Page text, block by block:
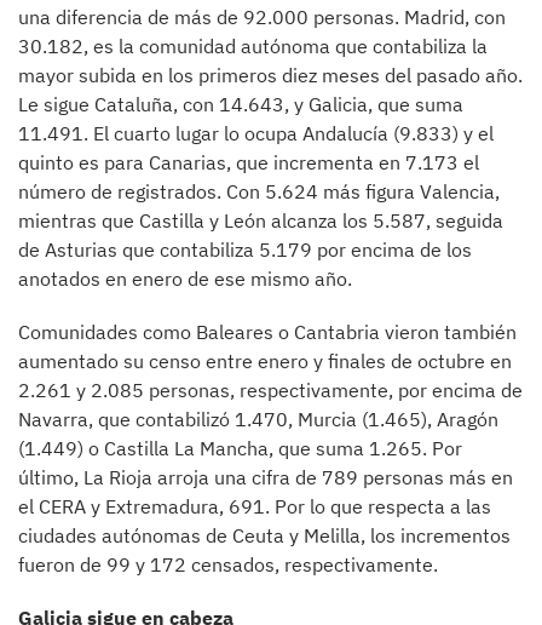
una diferencia de más de 92.000 personas. Madrid, con
30.182, es la comunidad autónoma que contabiliza la
mayor subida en los primeros diez meses del pasado año.
Le sigue Cataluña, con 14.643, y Galicia, que suma
11.491. El cuarto lugar lo ocupa Andalucía (9.833) y el
quinto es para Canarias, que incrementa en 7.173 el
número de registrados. Con 5.624 más figura Valencia,
mientras que Castilla y León alcanza los 5.587, seguida
de Asturias que contabiliza 5.179 por encima de los
anotados en enero de ese mismo año.
Comunidades como Baleares o Cantabria vieron también
aumentado su censo entre enero y finales de octubre en
2.261 y 2.085 personas, respectivamente, por encima de
Navarra, que contabilizó 1.470, Murcia (1.465), Aragón
(1.449) o Castilla La Mancha, que suma 1.265. Por
último, La Rioja arroja una cifra de 789 personas más en
el CERA y Extremadura, 691. Por lo que respecta a las
ciudades autónomas de Ceuta y Melilla, los incrementos
fueron de 99 y 172 censados, respectivamente.
Galicia sigue en cabeza